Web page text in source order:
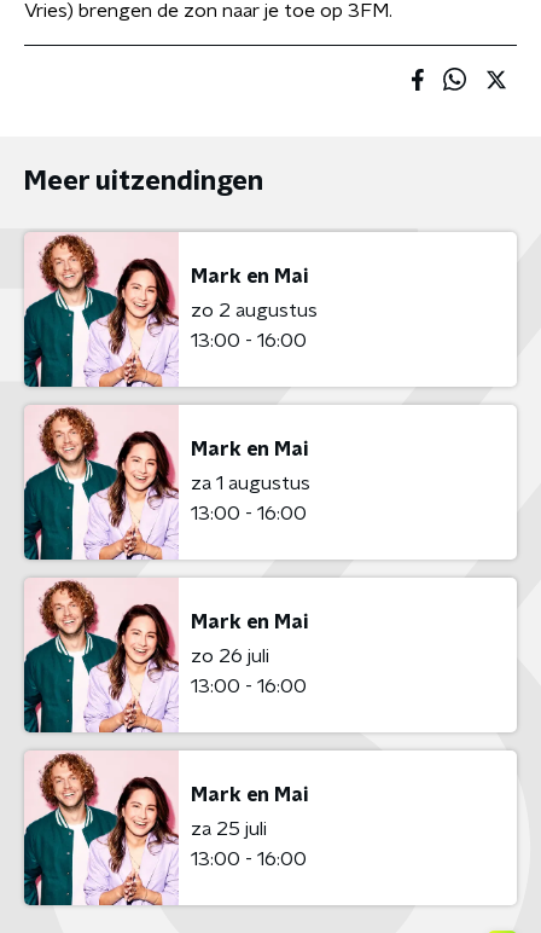
Vries) brengen de zon naar je toe op 3FM.
Meer uitzendingen
Mark en Mai
zo 2 augustus
13:00 - 16:00
Mark en Mai
za 1 augustus
13:00 - 16:00
Mark en Mai
zo 26 juli
13:00 - 16:00
Mark en Mai
za 25 juli
13:00 - 16:00